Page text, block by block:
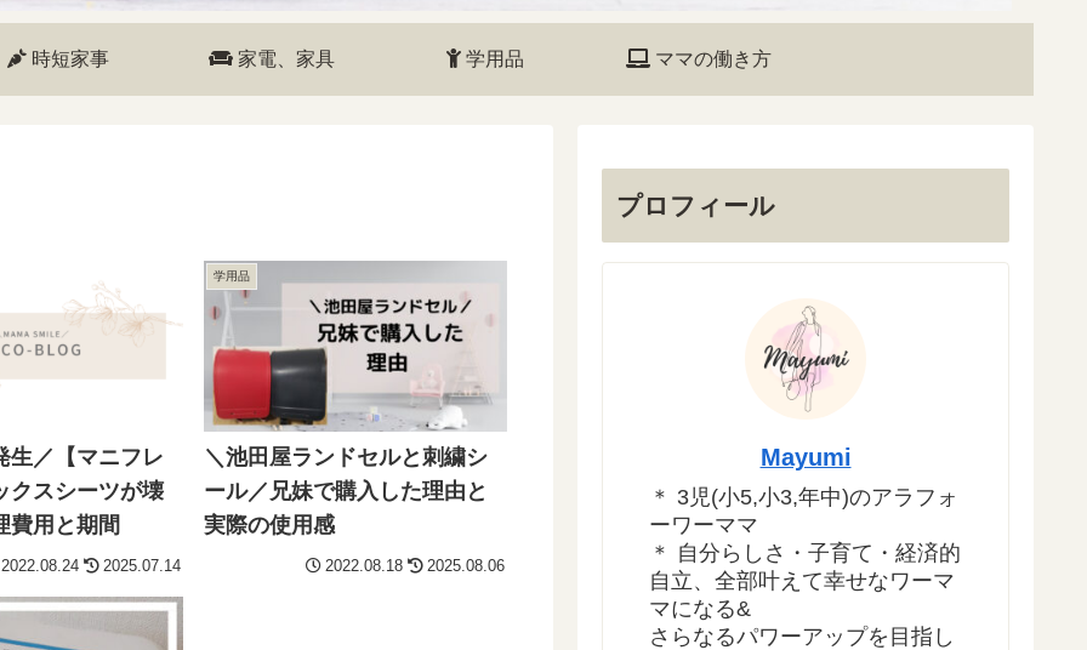
時短家事 家電、家具 学用品 ママの働き方
生／【マニフレ
クスシーツが壊
費用と期間
2022.08.24 2025.07.14
学用品
＼池田屋ランドセルと刺繍シ
ール／兄妹で購入した理由と
実際の使用感
2022.08.18 2025.08.06
プロフィール
Mayumi
＊ 3児(小5,小3,年中)のアラフォ
ーワーママ
＊ 自分らしさ・子育て・経済的
自立、全部叶えて幸せなワーマ
マになる&
さらなるパワーアップを目指し